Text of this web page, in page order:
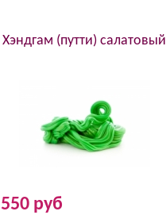
Хэндгам (путти) салатовый
550 руб